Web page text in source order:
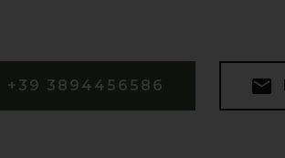
+39 3894456586